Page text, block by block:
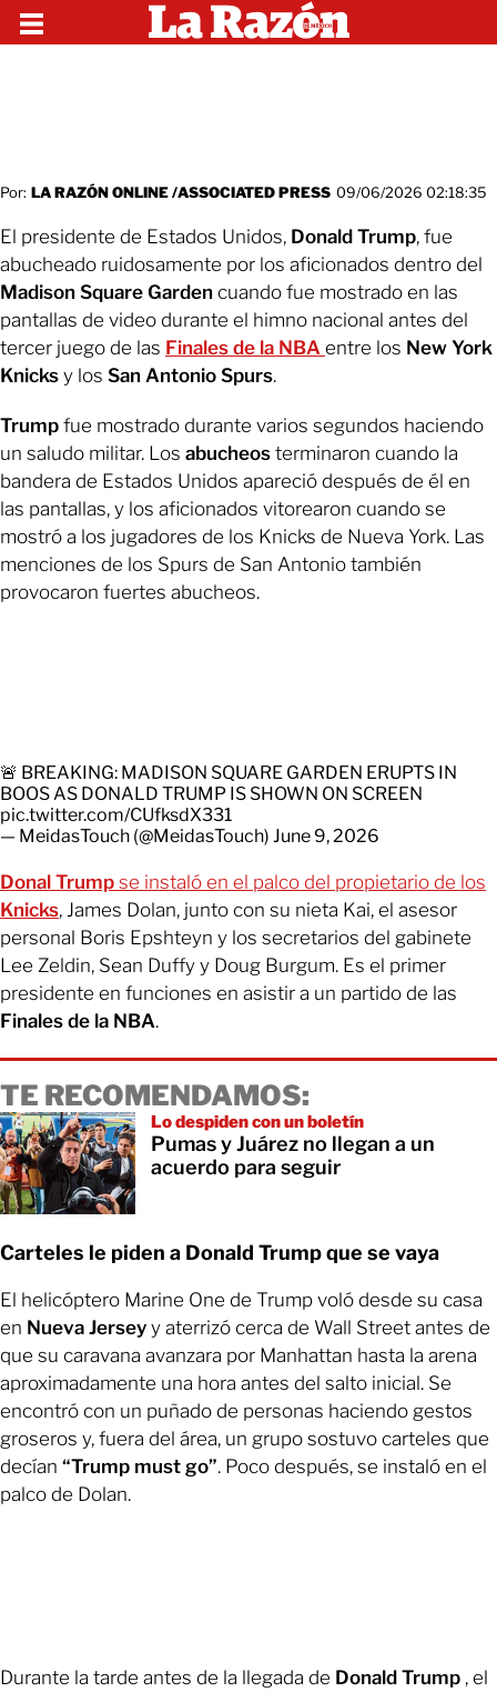
Por: LA RAZÓN ONLINE /ASSOCIATED PRESS 09/06/2026 02:18:35
El presidente de Estados Unidos, Donald Trump, fue
abucheado ruidosamente por los aficionados dentro del
Madison Square Garden cuando fue mostrado en las
pantallas de video durante el himno nacional antes del
tercer juego de las Finales de la NBA entre los New York
Knicks y los San Antonio Spurs.
Trump fue mostrado durante varios segundos haciendo
un saludo militar. Los abucheos terminaron cuando la
bandera de Estados Unidos apareció después de él en
las pantallas, y los aficionados vitorearon cuando se
mostró a los jugadores de los Knicks de Nueva York. Las
menciones de los Spurs de San Antonio también
provocaron fuertes abucheos.
🚨 BREAKING: MADISON SQUARE GARDEN ERUPTS IN
BOOS AS DONALD TRUMP IS SHOWN ON SCREEN
pic.twitter.com/CUfksdX331
— MeidasTouch (@MeidasTouch) June 9, 2026
Donal Trump se instaló en el palco del propietario de los
Knicks, James Dolan, junto con su nieta Kai, el asesor
personal Boris Epshteyn y los secretarios del gabinete
Lee Zeldin, Sean Duffy y Doug Burgum. Es el primer
presidente en funciones en asistir a un partido de las
Finales de la NBA.
TE RECOMENDAMOS:
Lo despiden con un boletín
Pumas y Juárez no llegan a un
acuerdo para seguir
Carteles le piden a Donald Trump que se vaya
El helicóptero Marine One de Trump voló desde su casa
en Nueva Jersey y aterrizó cerca de Wall Street antes de
que su caravana avanzara por Manhattan hasta la arena
aproximadamente una hora antes del salto inicial. Se
encontró con un puñado de personas haciendo gestos
groseros y, fuera del área, un grupo sostuvo carteles que
decían “Trump must go”. Poco después, se instaló en el
palco de Dolan.
Durante la tarde antes de la llegada de Donald Trump , el